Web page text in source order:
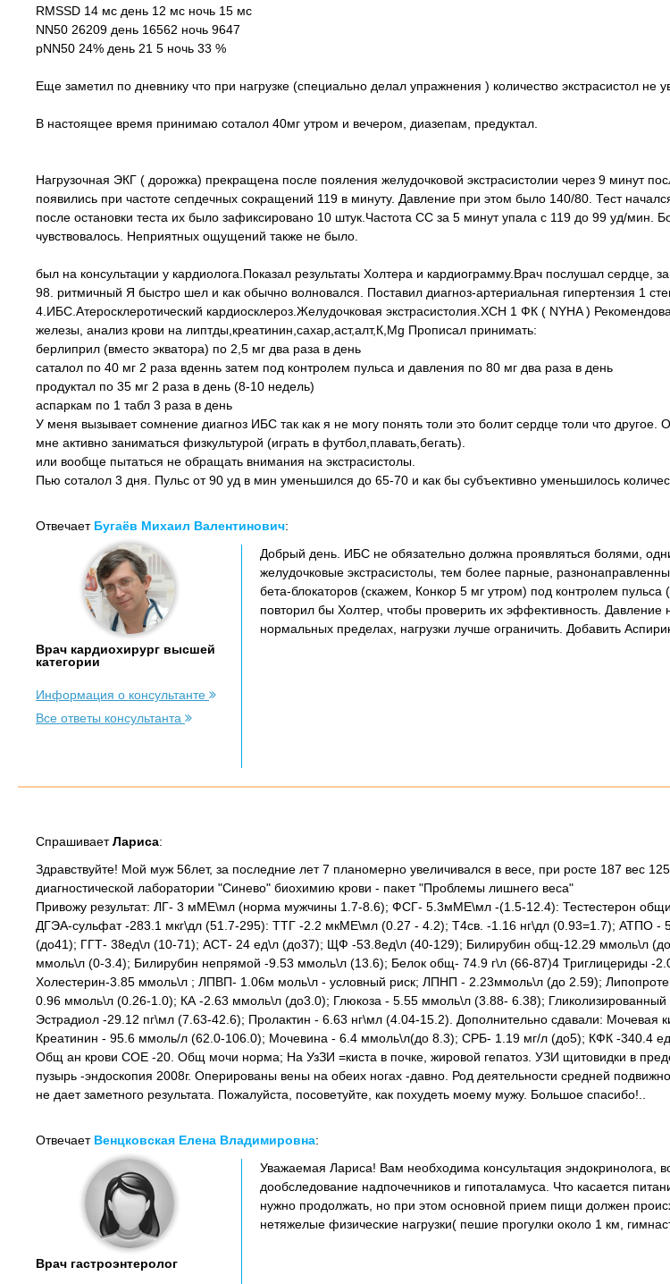
RMSSD 14 мс день 12 мс ночь 15 мс
NN50 26209 день 16562 ночь 9647
pNN50 24% день 21 5 ночь 33 %
Еще заметил по дневнику что при нагрузке (специально делал упражнения ) количество экстрасистол не
В настоящее время принимаю соталол 40мг утром и вечером, диазепам, предуктал.
Нагрузочная ЭКГ ( дорожка) прекращена после пояления желудочковой экстрасистолии через 9 минут
появились при частоте сепдечных сокращений 119 в минуту. Давление при этом было 140/80. Тест
после остановки теста их было зафиксировано 10 штук.Частота СС за 5 минут упала с 119 до 99 уд/мин.
чувствовалось. Неприятных ощущений также не было.
был на консультации у кардиолога.Показал результаты Холтера и кардиограмму.Врач послушал сердце,
98. ритмичный Я быстро шел и как обычно волновался. Поставил диагноз-артериальная гипертензия 1
4.ИБС.Атеросклеротический кардиосклероз.Желудочковая экстрасистолия.ХСН 1 ФК ( NYHA )
железы, анализ крови на липтды,креатинин,сахар,аст,алт,К,Мg Прописал принимать:
берлиприл (вместо экватора) по 2,5 мг два раза в день
саталол по 40 мг 2 раза вденнь затем под контролем пульса и давления по 80 мг два раза в день
продуктал по 35 мг 2 раза в день (8-10 недель)
аспаркам по 1 табл 3 раза в день
У меня вызывает сомнение диагноз ИБС так как я не могу понять толи это болит сердце толи что
мне активно заниматься физкультурой (играть в футбол,плавать,бегать).
или вообще пытаться не обращать внимания на экстрасистолы.
Пью соталол 3 дня. Пульс от 90 уд в мин уменьшился до 65-70 и как бы субъективно уменьшилось
Отвечает Бугаёв Михаил Валентинович:
Врач кардиохирург высшей
категории
Информация о консультанте
Все ответы консультанта
Добрый день. ИБС не обязательно должна проявляться болями,
желудочковые экстрасистолы, тем более парные,
бета-блокаторов (скажем, Конкор 5 мг утром) под контролем пульса
повторил бы Холтер, чтобы проверить их эффективность. Давление
нормальных пределах, нагрузки лучше ограничить. Добавить
СпрашиваетЛариса:
Здравствуйте! Мой муж 56лет, за последние лет 7 планомерно увеличивался в весе, при росте 187 вес
диагностической лаборатории "Синево" биохимию крови - пакет "Проблемы лишнего веса"
Привожу результат: ЛГ- 3 мМЕ\мл (норма мужчины 1.7-8.6); ФСГ- 5.3мМЕ\мл -(1.5-12.4): Тестестерон
ДГЭА-сульфат -283.1 мкг\дл (51.7-295): ТТГ -2.2 мкМЕ\мл (0.27 - 4.2); Т4св. -1.16 нг\дл (0.93=1.7); АТПО
(до41); ГГТ- 38ед\л (10-71); АСТ- 24 ед\л (до37); ЩФ -53.8ед\л (40-129); Билирубин общ-12.29 ммоль\л
ммоль\л (0-3.4); Билирубин непрямой -9.53 ммоль\л (13.6); Белок общ- 74.9 г\л (66-87)4 Триглицериды -
Холестерин-3.85 ммоль\л ; ЛПВП- 1.06м моль\л - условный риск; ЛПНП - 2.23ммоль\л (до 2.59);
0.96 ммоль\л (0.26-1.0); КА -2.63 ммоль\л (до3.0); Глюкоза - 5.55 ммоль\л (3.88- 6.38); Гликолизированный
Эстрадиол -29.12 пг\мл (7.63-42.6); Пролактин - 6.63 нг\мл (4.04-15.2). Дополнительно сдавали: Мочевая
Креатинин - 95.6 ммоль/л (62.0-106.0); Мочевина - 6.4 ммоль\л(до 8.3); СРБ- 1.19 мг/л (до5); КФК -340.4
Общ ан крови СОЕ -20. Общ мочи норма; На УзЗИ =киста в почке, жировой гепатоз. УЗИ щитовидки в
пузырь -эндоскопия 2008г. Оперированы вены на обеих ногах -давно. Род деятельности средней
не дает заметного результата. Пожалуйста, посоветуйте, как похудеть моему мужу. Большое спасибо!..
Отвечает Венцковская Елена Владимировна:
Врач гастроэнтеролог
Уважаемая Лариса! Вам необходима консультация эндокринолога,
дообследование надпочечников и гипоталамуса. Что касается
нужно продолжать, но при этом основной прием пищи должен
нетяжелые физические нагрузки( пешие прогулки около 1 км,